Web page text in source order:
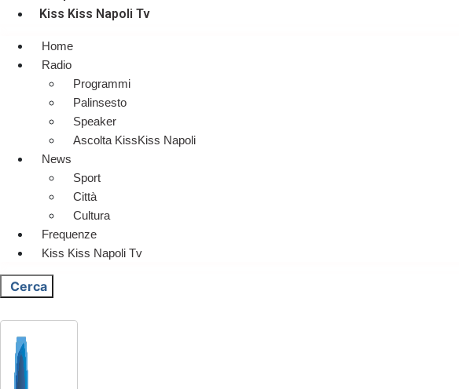
Kiss Kiss Napoli Tv
Home
Radio
Programmi
Palinsesto
Speaker
Ascolta KissKiss Napoli
News
Sport
Città
Cultura
Frequenze
Kiss Kiss Napoli Tv
Cerca